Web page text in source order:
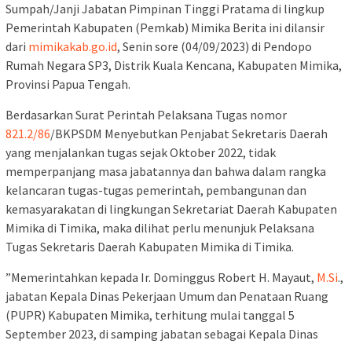
Sumpah/Janji Jabatan Pimpinan Tinggi Pratama di lingkup
Pemerintah Kabupaten (Pemkab) Mimika Berita ini dilansir
dari mimikakab.go.id, Senin sore (04/09/2023) di Pendopo
Rumah Negara SP3, Distrik Kuala Kencana, Kabupaten Mimika,
Provinsi Papua Tengah.
Berdasarkan Surat Perintah Pelaksana Tugas nomor
821.2/86/BKPSDM Menyebutkan Penjabat Sekretaris Daerah
yang menjalankan tugas sejak Oktober 2022, tidak
memperpanjang masa jabatannya dan bahwa dalam rangka
kelancaran tugas-tugas pemerintah, pembangunan dan
kemasyarakatan di lingkungan Sekretariat Daerah Kabupaten
Mimika di Timika, maka dilihat perlu menunjuk Pelaksana
Tugas Sekretaris Daerah Kabupaten Mimika di Timika.
”Memerintahkan kepada Ir. Dominggus Robert H. Mayaut, M.Si.,
jabatan Kepala Dinas Pekerjaan Umum dan Penataan Ruang
(PUPR) Kabupaten Mimika, terhitung mulai tanggal 5
September 2023, di samping jabatan sebagai Kepala Dinas